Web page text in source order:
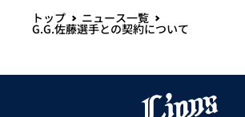
トップ ニュース一覧
G.G.佐藤選手との契約について